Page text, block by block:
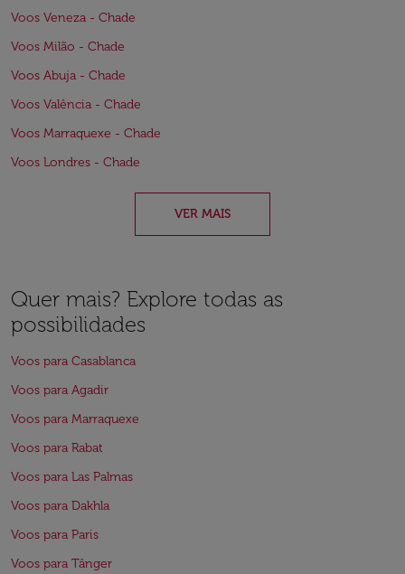
Voos Veneza - Chade
Voos Milão - Chade
Voos Abuja - Chade
Voos Valência - Chade
Voos Marraquexe - Chade
Voos Londres - Chade
VER MAIS
Quer mais? Explore todas as
possibilidades
Voos para Casablanca
Voos para Agadir
Voos para Marraquexe
Voos para Rabat
Voos para Las Palmas
Voos para Dakhla
Voos para Paris
Voos para Tânger